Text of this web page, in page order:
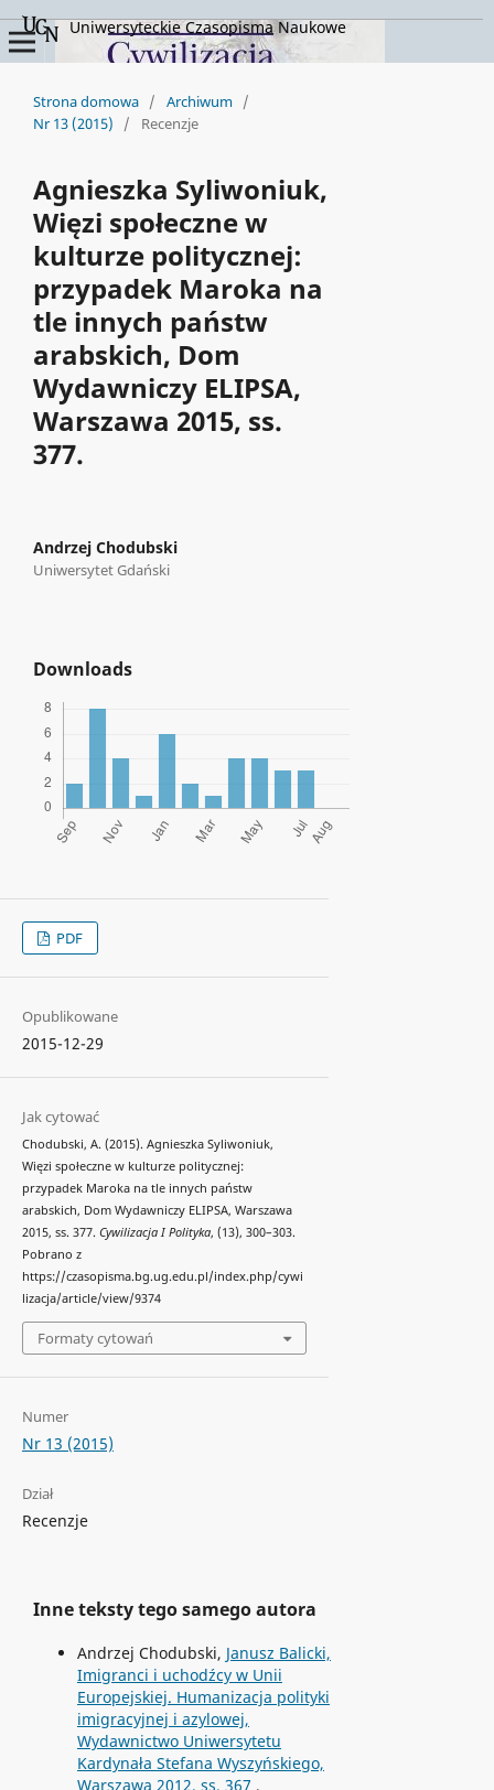
Uniwersyteckie Czasopisma Naukowe
Strona domowa / Archiwum /
Nr 13 (2015)
/ Recenzje
Agnieszka Syliwoniuk,
Więzi społeczne w
kulturze politycznej:
przypadek Maroka na
tle innych państw
arabskich, Dom
Wydawniczy ELIPSA,
Warszawa 2015, ss.
377.
Andrzej Chodubski
Uniwersytet Gdański
Downloads
PDF
Opublikowane
2015-12-29
Jak cytować
Chodubski, A. (2015). Agnieszka Syliwoniuk,
Więzi społeczne w kulturze politycznej:
przypadek Maroka na tle innych państw
arabskich, Dom Wydawniczy ELIPSA, Warszawa
2015, ss. 377. Cywilizacja I Polityka, (13), 300–303.
Pobrano z
https://czasopisma.bg.ug.edu.pl/index.php/cywi
lizacja/article/view/9374
Formaty cytowań
Numer
Nr 13 (2015)
Dział
Recenzje
Inne teksty tego samego autora
Andrzej Chodubski, Janusz Balicki,
Imigranci i uchodźcy w Unii
Europejskiej. Humanizacja polityki
imigracyjnej i azylowej,
Wydawnictwo Uniwersytetu
Kardynała Stefana Wyszyńskiego,
Warszawa 2012, ss. 367 ,